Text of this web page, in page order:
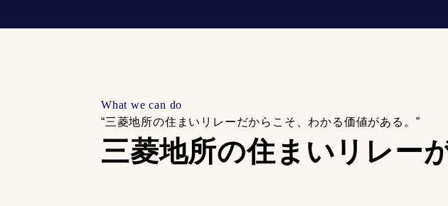
What we can do
“三菱地所の住まいリレーだからこそ、 わかる価値がある。”
三菱地所の住まいリレー